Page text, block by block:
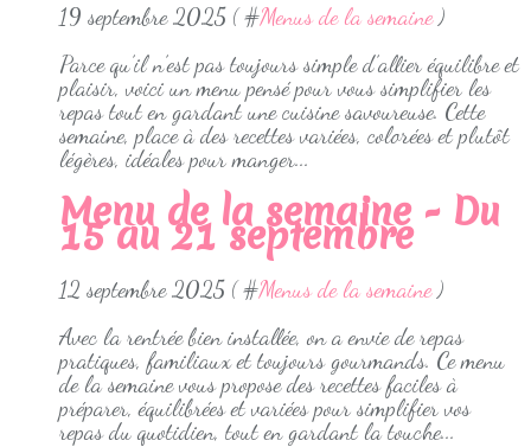
19 septembre 2025 ( #Menus de la semaine)
Parce qu’il n’est pas toujours simple d’allier équilibre et
plaisir, voici un menu pensé pour vous simplifier les
repas tout en gardant une cuisine savoureuse. Cette
semaine, place à des recettes variées, colorées et plutôt
légères, idéales pour manger...
Menu de la semaine - Du
15 au 21 septembre
12 septembre 2025 ( #Menus de la semaine)
Avec la rentrée bien installée, on a envie de repas
pratiques, familiaux et toujours gourmands. Ce menu
de la semaine vous propose des recettes faciles à
préparer, équilibrées et variées pour simplifier vos
repas du quotidien, tout en gardant la touche...